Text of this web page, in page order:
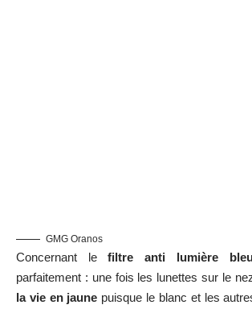
GMG Oranos
Concernant lefiltre anti lumière
parfaitement : une fois les lunettes sur le
la vie en jaune puisque le blanc et les